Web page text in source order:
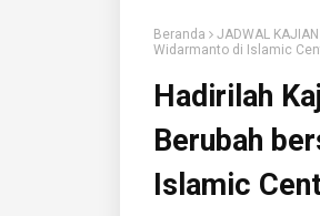
Beranda JADWAL KAJIAN
Widarmanto di Islamic
Hadirilah
Berubah
Islamic